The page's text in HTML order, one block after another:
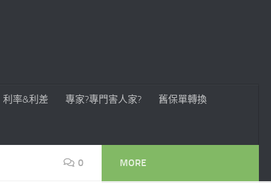
利率&利差 專家?專門害人家? 舊保單轉換
0 MORE